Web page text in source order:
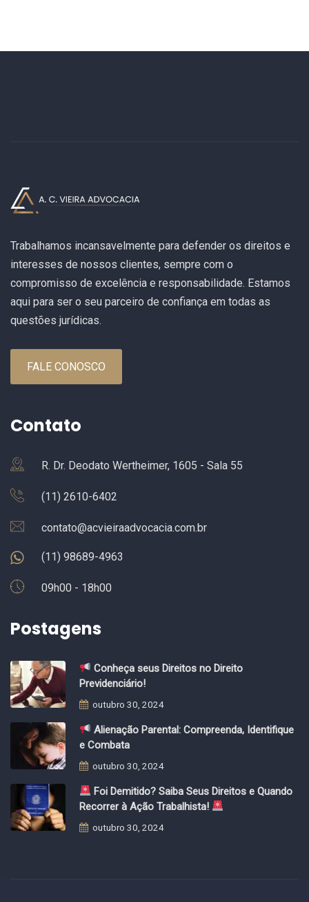
Trabalhamos incansavelmente para defender os direitos e
interesses de nossos clientes, sempre com o
compromisso de excelência e responsabilidade. Estamos
aqui para ser o seu parceiro de confiança em todas as
questões jurídicas.
FALE CONOSCO
Contato
R. Dr. Deodato Wertheimer, 1605 - Sala 55
(11) 2610-6402
contato@acvieiraadvocacia.com.br
(11) 98689-4963
09h00 - 18h00
Postagens
Conheça seus Direitos no Direito
Previdenciário!
outubro 30, 2024
Alienação Parental: Compreenda, Identifique
e Combata
outubro 30, 2024
Foi Demitido? Saiba Seus Direitos e Quando
Recorrer à Ação Trabalhista!
outubro 30, 2024